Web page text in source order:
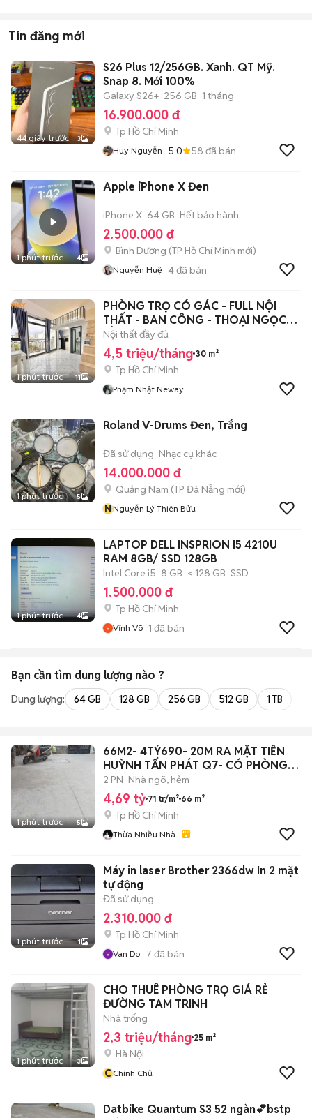
Tin đăng mới
44 giây trước 3
S26 Plus 12/256GB. Xanh. QT Mỹ.
Snap 8. Mới 100%
Galaxy S26+ 256 GB 1 tháng
16.900.000 đ
Tp Hồ Chí Minh
Huy Nguyễn 5.0 58 đã bán
1 phút trước 4
Apple iPhone X Đen
iPhone X 64 GB Hết bảo hành
2.500.000 đ
Bình Dương (TP Hồ Chí Minh mới)
Nguyễn Huệ 4đã bán
1 phút trước 11
PHÒNG TRỌ CÓ GÁC - FULL NỘI
THẤT - BAN CÔNG - THOẠI NGỌC
HẦU
Nội thất đầy đủ
4,5 triệu/tháng 30 m²
Tp Hồ Chí Minh
Phạm Nhật Neway
1 phút trước 5
Roland V-Drums Đen, Trắng
Đã sử dụng Nhạc cụ khác
14.000.000 đ
Quảng Nam (TP Đà Nẵng mới)
NNguyễn Lý Thiên Bửu
1 phút trước 4
LAPTOP DELL INSPRION I5 4210U
RAM 8GB/ SSD 128GB
Intel Core i5 8 GB < 128 GB SSD
1.500.000 đ
Tp Hồ Chí Minh
Vĩnh Võ 1 đã bán
Bạn cần tìm dung lượng nào ?
Dung lượng: 64 GB 128 GB 256 GB 512 GB 1 TB
1 phút trước 5
66M2- 4TỶ690- 20M RA MẶT TIỀN
HUỲNH TẤN PHÁT Q7- CÓ PHÒNG
DƯỚI TRỆT
2 PN Nhà ngõ, hẻm
4,69 tỷ 71 tr/m² 66 m²
Tp Hồ Chí Minh
Thừa Nhiều Nhà
1 phút trước 1
Máy in laser Brother 2366dw In 2 mặt
tự động
Đã sử dụng
2.310.000 đ
Tp Hồ Chí Minh
Van Do 7 đã bán
1 phút trước 3
CHO THUÊ PHÒNG TRỌ GIÁ RẺ
ĐƯỜNG TAM TRINH
Nhà trống
2,3 triệu/tháng 25 m²
Hà Nội
CChính Chủ
Datbike Quantum S3 52 ngàn💕bstp